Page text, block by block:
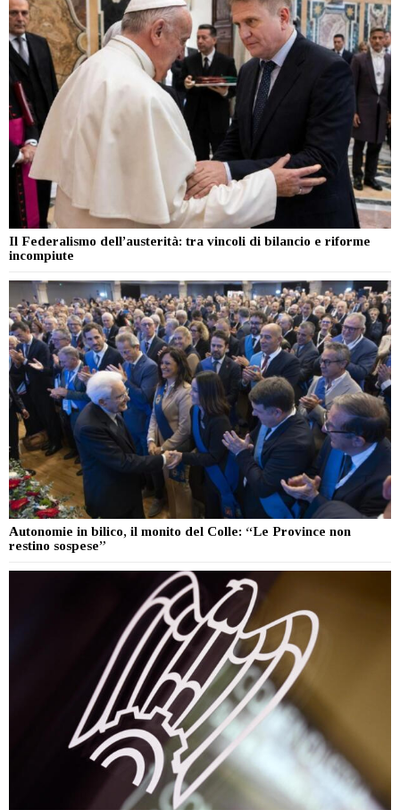
Il Federalismo dell’austerità: tra vincoli di bilancio e riforme
incompiute
Autonomie in bilico, il monito del Colle: “Le Province non
restino sospese”